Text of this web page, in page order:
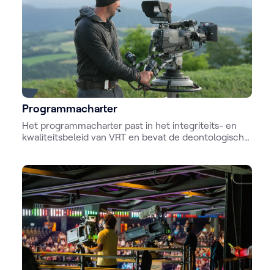
Programmacharter
Het programmacharter past in het integriteits- en
kwaliteitsbeleid van VRT en bevat de deontologische